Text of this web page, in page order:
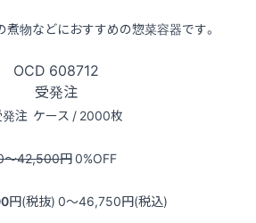
物などにおすすめの惣菜容器です。
OCD 608712
受発注
発注 ケース / 2000枚
〜42,500円0%OFF
円(税抜) 0〜46,750円(税込)